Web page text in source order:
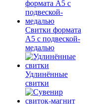
Свитки формата
А5 с подвеской-
медалью
Удлинённые
свитки